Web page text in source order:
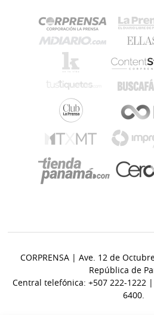
CORPRENSA | Ave. 12 de
República de
Central telefónica: +507 222-1222
6400.